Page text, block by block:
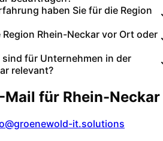
haben Sie für die Region
Rhein-Neckar vor Ort oder
für Unternehmen in der
relevant?
Mail für Rhein-Neckar
it.solutions